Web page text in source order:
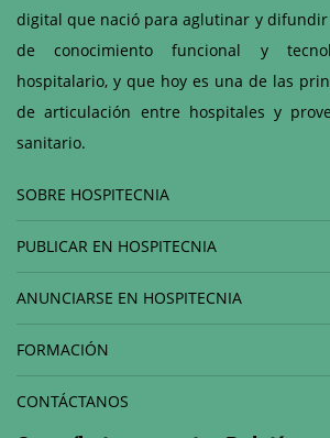
digital que nació para aglutinar y
de conocimiento funcional y
hospitalario, y que hoy es una de las
de articulación entre hospitales y
sanitario.
SOBRE HOSPITECNIA
PUBLICAR EN HOSPITECNIA
ANUNCIARSE EN HOSPITECNIA
FORMACIÓN
CONTÁCTANOS